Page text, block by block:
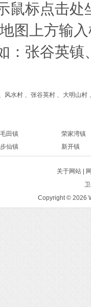
鼠标点击处
图上方输
：张谷英
风水村 、张谷英村 、大明山
毛田镇
荣家湾镇
步仙镇 新开镇
关于网站 |
Copyright © 2026